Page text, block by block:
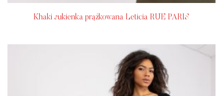
Khaki sukienka prążkowana Leticia RUE PARIS